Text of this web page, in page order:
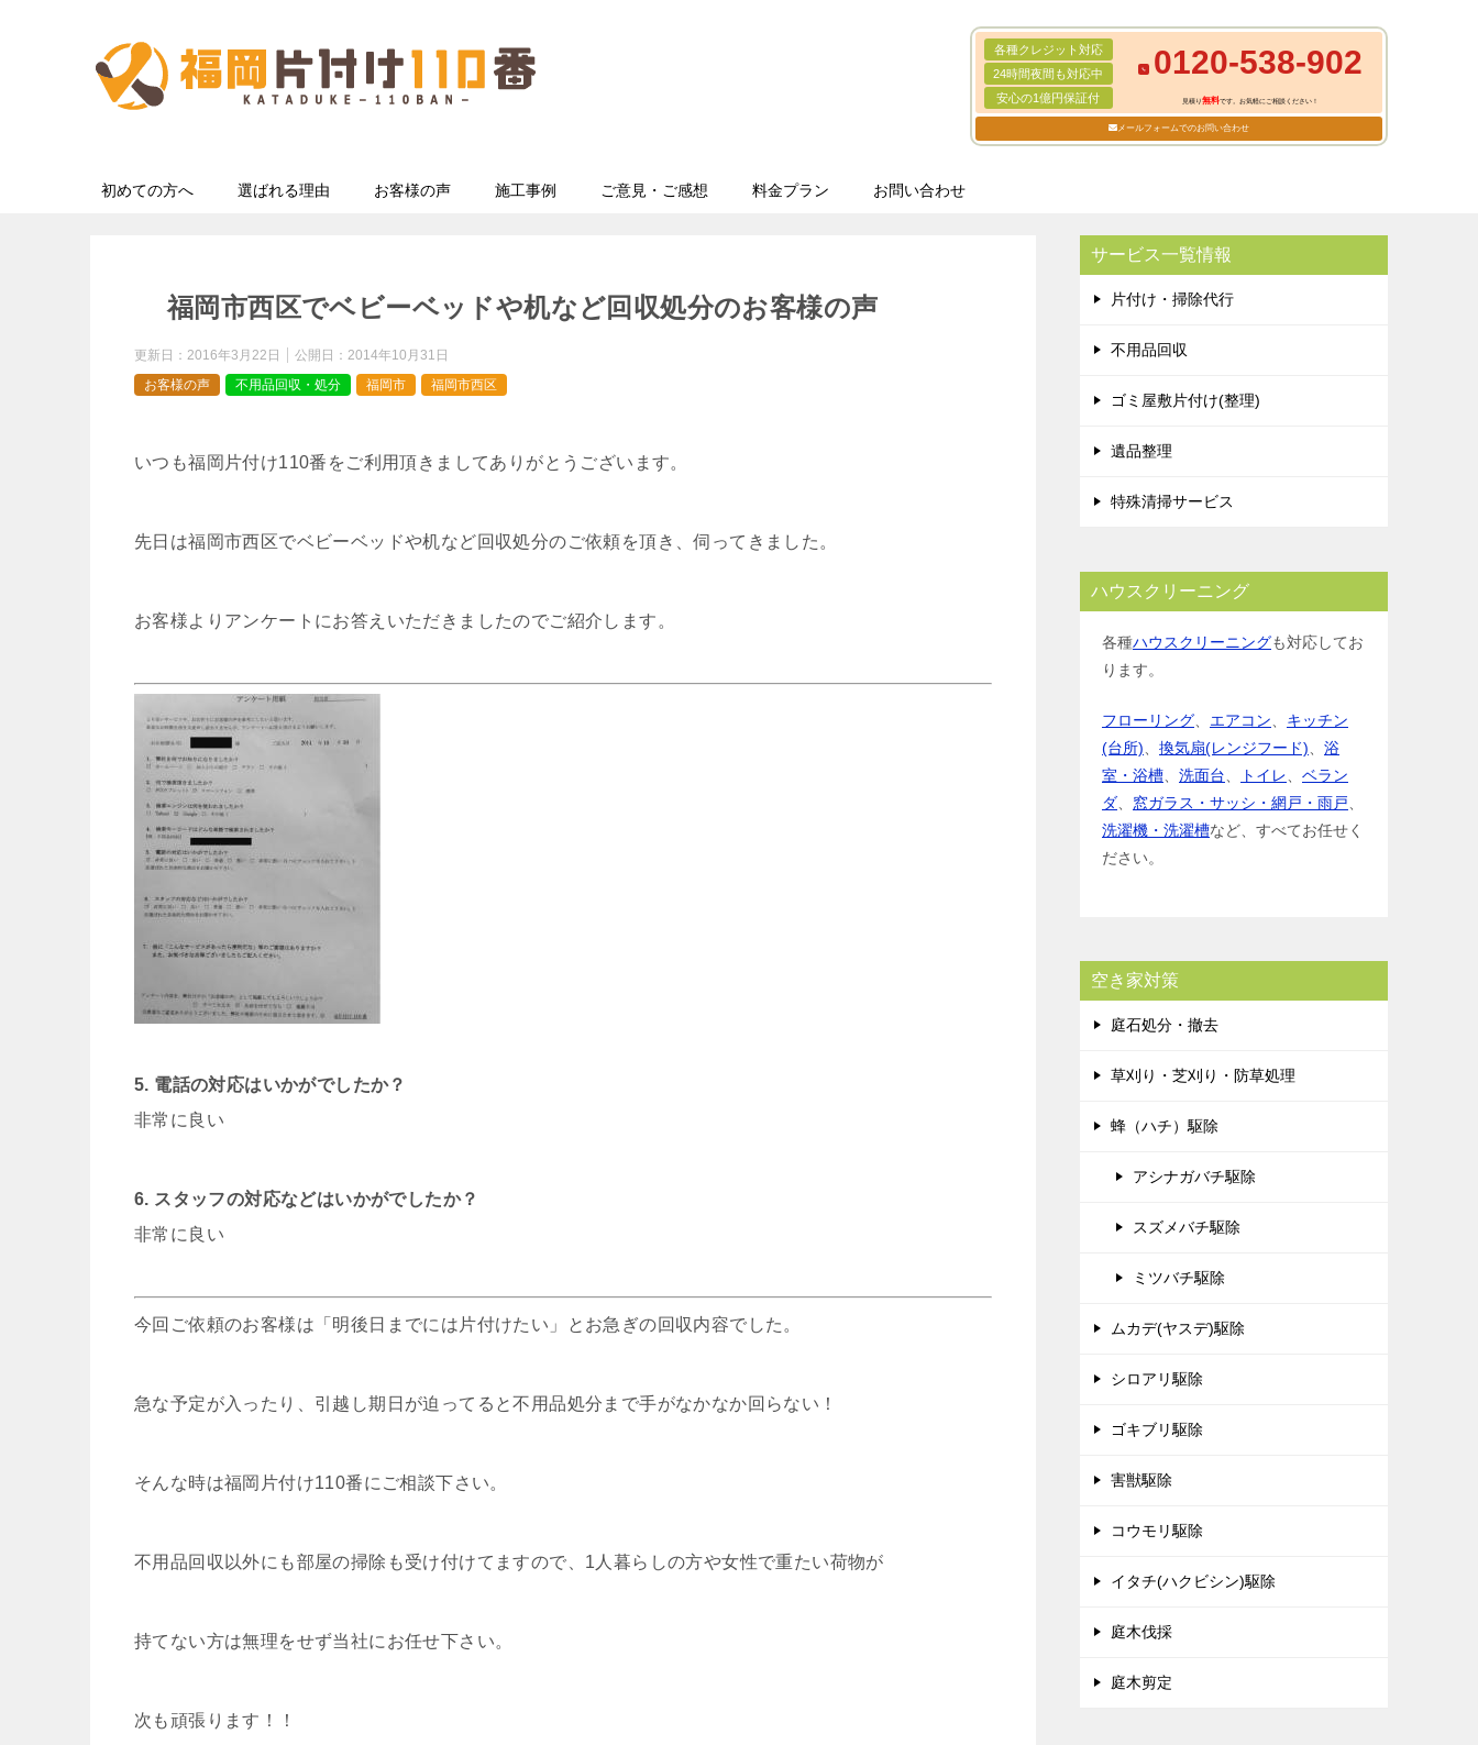
各種クレジット対応
24時間夜間も対応中
安心の1億円保証付
0120-538-902
見積り無料です。お気軽にご相談ください！
メールフォームでのお問い合わせ
初めての方へ 選ばれる理由 お客様の声 施工事例 ご意見・ご感想 料金プラン お問い合わせ
福岡市西区でベビーベッドや机など回収処分のお客様の声
更新日： 2016年3月22日 公開日： 2014年10月31日
お客様の声
不用品回収・処分 福岡市 福岡市西区
いつも福岡片付け110番をご利用頂きましてありがとうございます。
先日は福岡市西区でベビーベッドや机など回収処分のご依頼を頂き、伺ってきました。
お客様よりアンケートにお答えいただきましたのでご紹介します。
5. 電話の対応はいかがでしたか？
非常に良い
6. スタッフの対応などはいかがでしたか？
非常に良い
今回ご依頼のお客様は「明後日までには片付けたい」とお急ぎの回収内容でした。
急な予定が入ったり、引越し期日が迫ってると不用品処分まで手がなかなか回らない！
そんな時は福岡片付け110番にご相談下さい。
不用品回収以外にも部屋の掃除も受け付けてますので、1人暮らしの方や女性で重たい荷物が
持てない方は無理をせず当社にお任せ下さい。
次も頑張ります！！
サービス一覧情報
片付け・掃除代行
不用品回収
ゴミ屋敷片付け(整理)
遺品整理
特殊清掃サービス
ハウスクリーニング
各種ハウスクリーニングも対応してお
ります。
フローリング エアコン
キッチン
(台所)
換気扇(レンジフード)
浴
室・浴槽
洗面台 トイレ
ベラン
ダ
窓ガラス・サッシ・網戸・雨戸
洗濯機・洗濯槽など、すべてお任せく
ださい。
空き家対策
庭石処分・撤去
草刈り・芝刈り・防草処理
蜂（ハチ）駆除
アシナガバチ駆除
スズメバチ駆除
ミツバチ駆除
ムカデ(ヤスデ)駆除
シロアリ駆除
ゴキブリ駆除
害獣駆除
コウモリ駆除
イタチ(ハクビシン)駆除
庭木伐採
庭木剪定